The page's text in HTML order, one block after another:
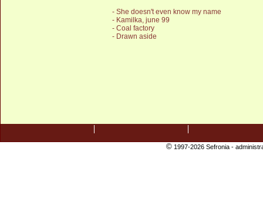
- She doesn't even know my name
- Kamilka, june 99
- Coal factory
- Drawn aside
©1997-2026 Sefronia -